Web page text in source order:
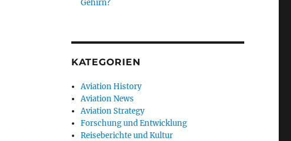
Gehirn?
KATEGORIEN
Aviation History
Aviation News
Aviation Strategy
Forschung und Entwicklung
Reiseberichte und Kultur